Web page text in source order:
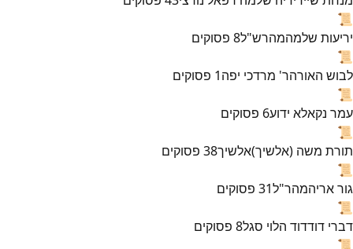
📜
יריעות שלמהמהרש"ל8 פסוקים
📜
לבוש האורהר' מרדכי יפה1 פסוקים
📜
עמר נקאלא ידוע6 פסוקים
📜
תורת משה (אלשיך)אלשיך38 פסוקים
📜
גור אריהמהר"ל31 פסוקים
📜
דברי דודדוד הלוי סגל8 פסוקים
📜